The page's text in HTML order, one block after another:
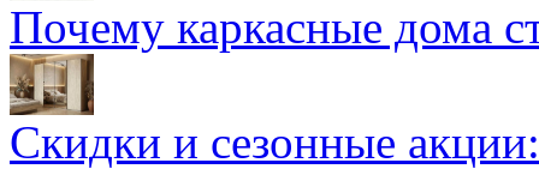
Почему каркасные дома
Скидки и сезонные